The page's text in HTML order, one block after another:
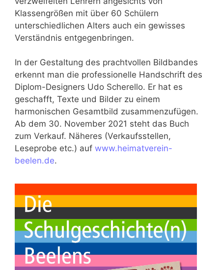
Klassengrößen mit über 60 Schülern
unterschiedlichen Alters auch ein gewisses
Verständnis entgegenbringen.
In der Gestaltung des prachtvollen Bildbandes
erkennt man die professionelle Handschrift des
Diplom-Designers Udo Scherello. Er hat es
geschafft, Texte und Bilder zu einem
harmonischen Gesamtbild zusammenzufügen.
Ab dem 30. November 2021 steht das Buch
zum Verkauf. Näheres (Verkaufsstellen,
Leseprobe etc.) auf www.heimatverein-
beelen.de.